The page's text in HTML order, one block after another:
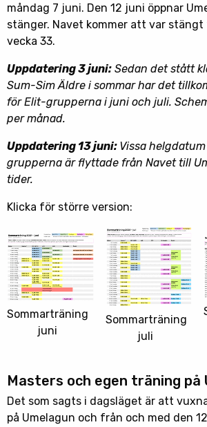
måndag 7 juni. Den 12 juni öppnar
stänger. Navet kommer att var
vecka 33.
Uppdatering 3 juni: Sedan det stått
Sum-Sim Äldre i sommar har det
för Elit-grupperna i juni och juli.
per månad.
Uppdatering 13 juni: Vissa
grupperna är flyttade från Navet till
tider.
Klicka för större version:
Sommarträning
juni
Sommarträning
juli
Masters och egen träning på
Det som sagts i dagsläget är att
på Umelagun och från och med den